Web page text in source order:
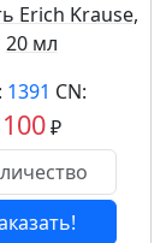
Erich Krause,
20 мл
1391 CN:
100₽